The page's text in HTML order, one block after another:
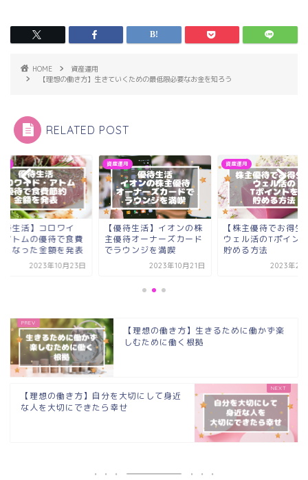
HOME
資産運用
【理想の働き方】生きていくための最低限必要なお金を知ろう
RELATED POST
待生活】コロワイ
アトムの優待で食費
になった金額を発表
2023年10月23日
資産運用
【優待生活】イオンの株
主優待オーナーズカード
でラウンジを満喫
2023年10月21日
資産運用
【株主優待でお得生
ウェル活のTポイン
貯める方法
2023年2
【理想の働き方】生きるために働かず楽
しむために働く根拠
【理想の働き方】自分を大切にして身近
な人を大切にできたら幸せ